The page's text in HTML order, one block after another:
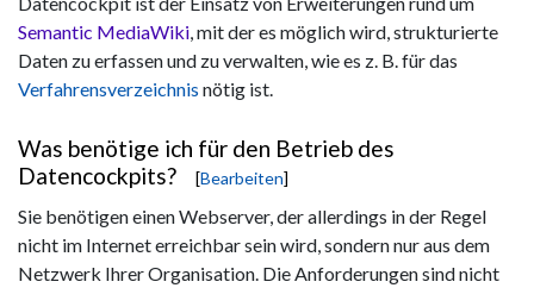
Semantic MediaWiki, mit der es möglich wird, strukturierte
Daten zu erfassen und zu verwalten, wie es z. B. für das
Verfahrensverzeichnis nötig ist.
Was benötige ich für den Betrieb des
Datencockpits?
[Bearbeiten]
Sie benötigen einen Webserver, der allerdings in der Regel
nicht im Internet erreichbar sein wird, sondern nur aus dem
Netzwerk Ihrer Organisation. Die Anforderungen sind nicht